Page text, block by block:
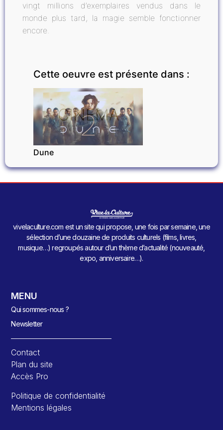
vingt millions d’exemplaires vendus dans le
monde plus tard, la magie semble fonctionner
encore.
Cette oeuvre est présente dans :
CINÉMA
Dune
vivelaculture.com est un site qui propose, une fois par semaine, une
sélection d’une douzaine de produits culturels (films, livres,
musique…) regroupés autour d’un thème d’actualité (nouveauté,
expo, anniversaire…).
MENU
Qui sommes-nous ?
Newsletter
Contact
Plan du site
Accès Pro
Politique de confidentialité
Mentions légales